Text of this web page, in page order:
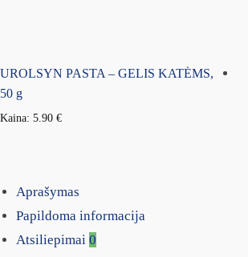
UROLSYN PASTA – GELIS KATĖMS,
50 g
Kaina: 5.90 €
Aprašymas
Papildoma informacija
Atsiliepimai 0